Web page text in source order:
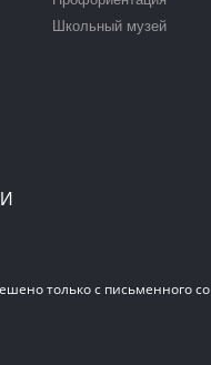
Школьный музей
только с письменного